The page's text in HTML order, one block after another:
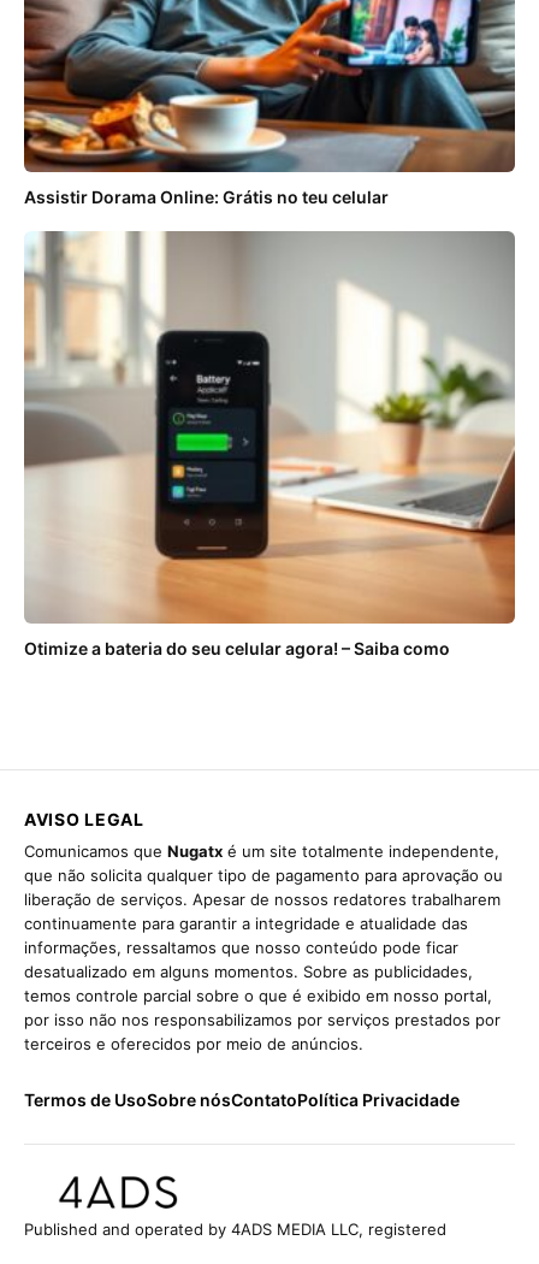
Assistir Dorama Online: Grátis no teu celular
Otimize a bateria do seu celular agora! – Saiba como
AVISO LEGAL
Comunicamos que Nugatx é um site totalmente independente,
que não solicita qualquer tipo de pagamento para aprovação ou
liberação de serviços. Apesar de nossos redatores trabalharem
continuamente para garantir a integridade e atualidade das
informações, ressaltamos que nosso conteúdo pode ficar
desatualizado em alguns momentos. Sobre as publicidades,
temos controle parcial sobre o que é exibido em nosso portal,
por isso não nos responsabilizamos por serviços prestados por
terceiros e oferecidos por meio de anúncios.
Termos de UsoSobre nósContatoPolítica Privacidade
Published and operated by 4ADS MEDIA LLC, registered